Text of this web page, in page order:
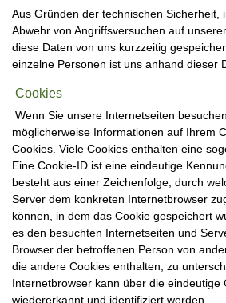
Aus Gründen der technischen Sicherheit,
Abwehr von Angriffsversuchen auf
diese Daten von uns kurzzeitig
einzelne Personen ist uns anhand dieser
Cookies
Wenn Sie unsere Internetseiten
möglicherweise Informationen auf Ihrem
Cookies. Viele Cookies enthalten eine
Eine Cookie-ID ist eine eindeutige
besteht aus einer Zeichenfolge, durch
Server dem konkreten Internetbrowser
können, in dem das Cookie gespeichert
es den besuchten Internetseiten und
Browser der betroffenen Person von
die andere Cookies enthalten, zu
Internetbrowser kann über die eindeutige
wiedererkannt und identifiziert werden.